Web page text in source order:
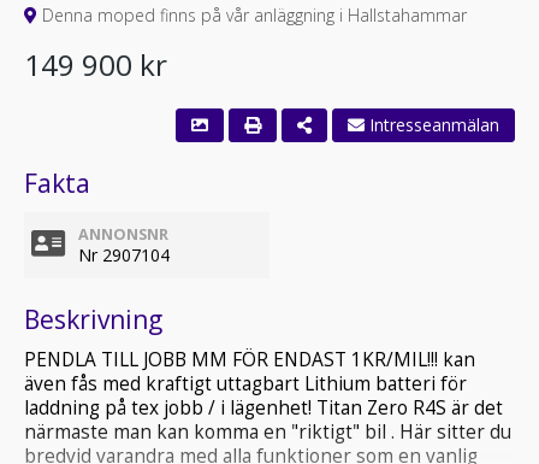
Denna moped finns på vår anläggning i Hallstahammar
149 900 kr
Intresseanmälan
Fakta
ANNONSNR
Nr 2907104
Beskrivning
PENDLA TILL JOBB MM FÖR ENDAST 1KR/MIL!!! kan
även fås med kraftigt uttagbart Lithium batteri för
laddning på tex jobb / i lägenhet! Titan Zero R4S är det
närmaste man kan komma en "riktigt" bil . Här sitter du
bredvid varandra med alla funktioner som en vanlig